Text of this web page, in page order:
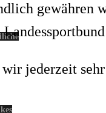
jederzeit